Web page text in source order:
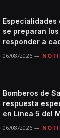
Especialidades
se preparan
responder a
06/08/2026
Bomberos de
respuesta
en Línea 5 del
06/08/2026